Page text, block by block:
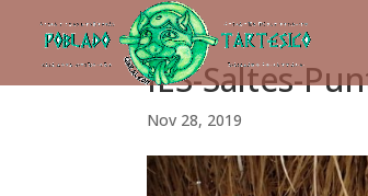
IES-Saltes-
Nov 28, 2019